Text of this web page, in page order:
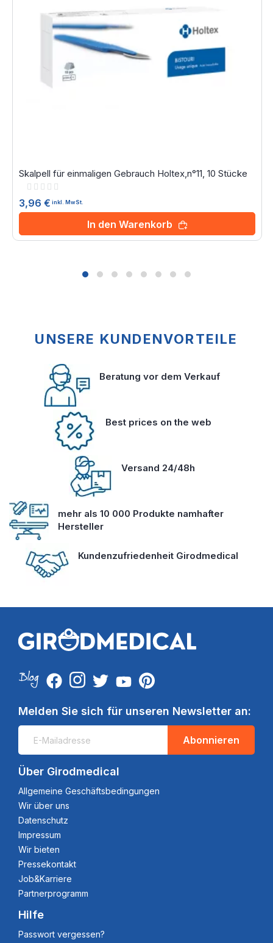
Skalpell für einmaligen Gebrauch Holtex,n°11, 10 Stücke
Rating:
3,96 € inkl. MwSt.
In den Warenkorb
UNSERE KUNDENVORTEILE
Beratung vor dem Verkauf
Best prices on the web
Versand 24/48h
mehr als 10 000 Produkte namhafter
Hersteller
Kundenzufriedenheit Girodmedical
Melden Sie sich für unseren Newsletter an:
Abonnieren
Über Girodmedical
Allgemeine Geschäftsbedingungen
Wir über uns
Datenschutz
Impressum
Wir bieten
Pressekontakt
Job&Karriere
Partnerprogramm
Hilfe
Passwort vergessen?